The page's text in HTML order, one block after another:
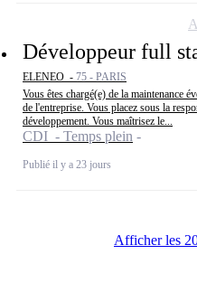
Développeur full
ELENEO - 75 - PARIS
Vous êtes chargé(e) de la maintenance
de l'entreprise. Vous placez sous la
développement. Vous maîtrisez le...
CDI - Temps plein
Publié il y a 23 jours
Afficher les